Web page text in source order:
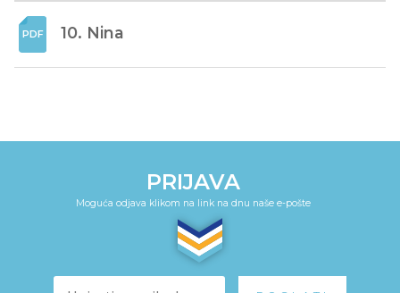
10. Nina
PRIJAVA
Moguća odjava klikom na link na dnu naše e-pošte